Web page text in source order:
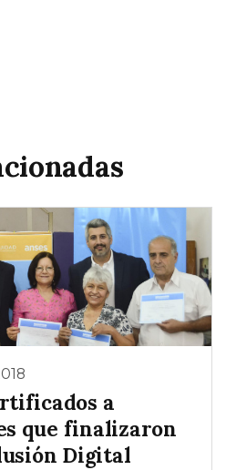
a
que finalizaron
Digital